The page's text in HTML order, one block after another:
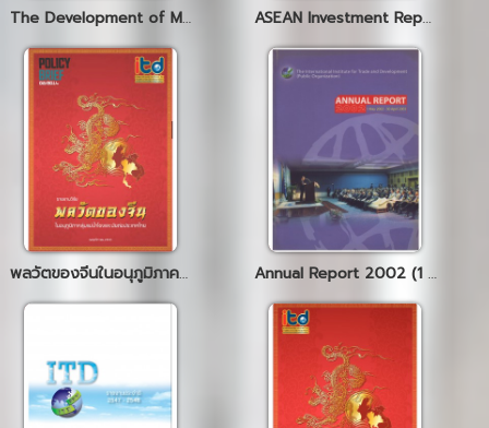
The Development of Measures and Institutional Operations to Support Direct Investment in ASEAN Economic Community of SMEs ASEAN Investment Report 2019 FDI in Services Focus on Health Care
พลวัตของจีนในอนุภูมิภาคลุ่มแม่นํ้าโขงและนัยต่อประเทศไทย Annual Report 2002 (1 May 2002 – 30 April 2003)